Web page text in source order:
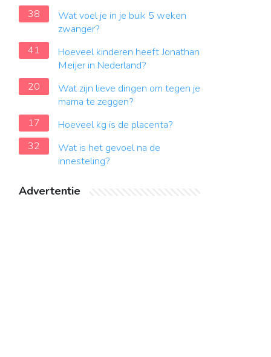
38
Wat voel je in je buik 5 weken
zwanger?
41
Hoeveel kinderen heeft Jonathan
Meijer in Nederland?
20
Wat zijn lieve dingen om tegen je
mama te zeggen?
17
Hoeveel kg is de placenta?
32
Wat is het gevoel na de
innesteling?
Advertentie